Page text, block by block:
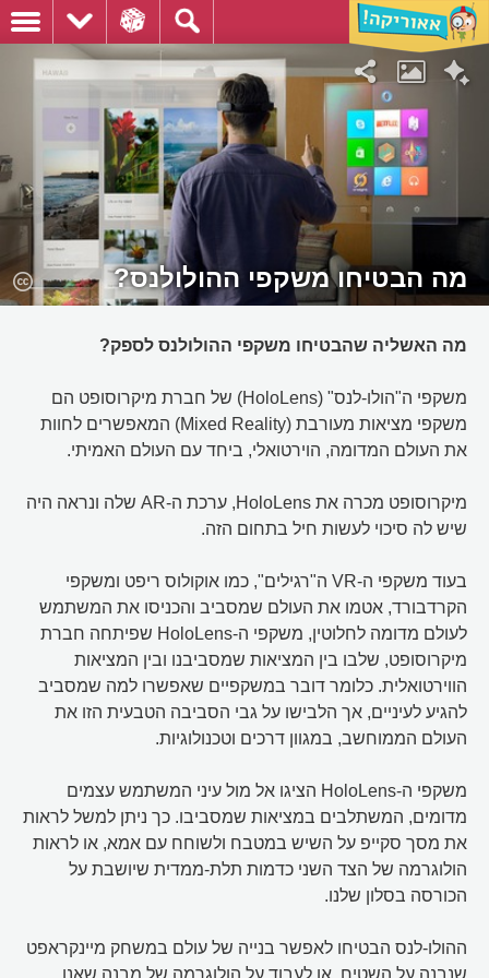
מה הבטיחו משקפי ההולולנס?
מה האשליה שהבטיחו משקפי ההולולנס לספק?
משקפי ה"הולו-לנס" (HoloLens) של חברת מיקרוסופט הם
משקפי מציאות מעורבת (Mixed Reality) המאפשרים לחוות
את העולם המדומה, הוירטואלי, ביחד עם העולם האמיתי.
מיקרוסופט מכרה את HoloLens, ערכת ה-AR שלה ונראה היה
שיש לה סיכוי לעשות חיל בתחום הזה.
בעוד משקפי ה-VR ה"רגילים", כמו אוקולוס ריפט ומשקפי
הקרדבורד, אטמו את העולם שמסביב והכניסו את המשתמש
לעולם מדומה לחלוטין, משקפי ה-HoloLens שפיתחה חברת
מיקרוסופט, שלבו בין המציאות שמסביבנו ובין המציאות
הווירטואלית. כלומר דובר במשקפיים שאפשרו למה שמסביב
להגיע לעיניים, אך הלבישו על גבי הסביבה הטבעית הזו את
העולם הממוחשב, במגוון דרכים וטכנולוגיות.
משקפי ה-HoloLens הציגו אל מול עיני המשתמש עצמים
מדומים, המשתלבים במציאות שמסביבו. כך ניתן למשל לראות
את מסך סקייפ על השיש במטבח ולשוחח עם אמא, או לראות
הולוגרמה של הצד השני כדמות תלת-ממדית שיושבת על
הכורסה בסלון שלנו.
ההולו-לנס הבטיחו לאפשר בנייה של עולם במשחק מיינקראפט
שנבנה על השטיח, או לעבוד על הולוגרמה של מבנה שאנו